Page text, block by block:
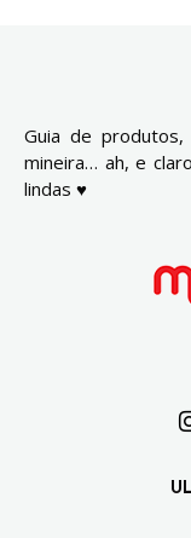
Guia de
mineira… ah, e
lindas ♥